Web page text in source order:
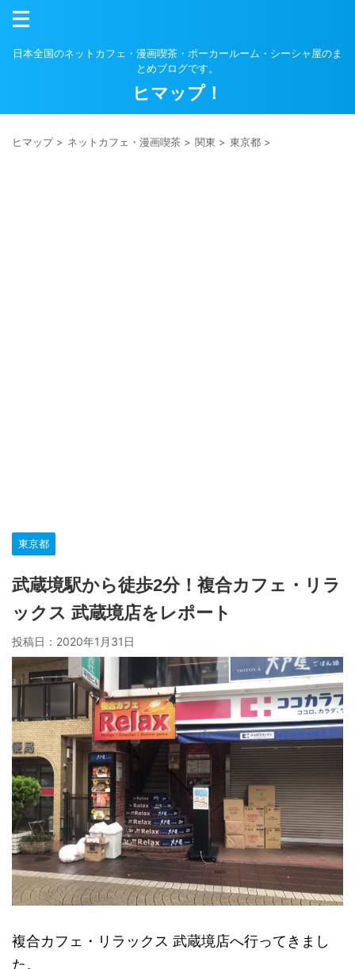
日本全国のネットカフェ・漫画喫茶・ポーカールーム・シーシャ屋のま
とめブログです。
ヒマップ！
ヒマップ> ネットカフェ・漫画喫茶 > 関東 > 東京都 >
東京都
武蔵境駅から徒歩2分！複合カフェ・リラ
ックス 武蔵境店をレポート
投稿日： 2020年1月31日
複合カフェ・リラックス 武蔵境店へ行ってきまし
た。